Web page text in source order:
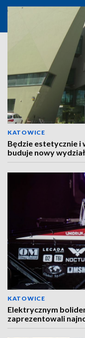
KATOWICE
Będzie estetycznie i
buduje nowy
KATOWICE
Elektrycznym
zaprezentowali